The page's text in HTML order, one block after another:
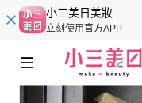
小三美日美妝
立刻使用官方APP